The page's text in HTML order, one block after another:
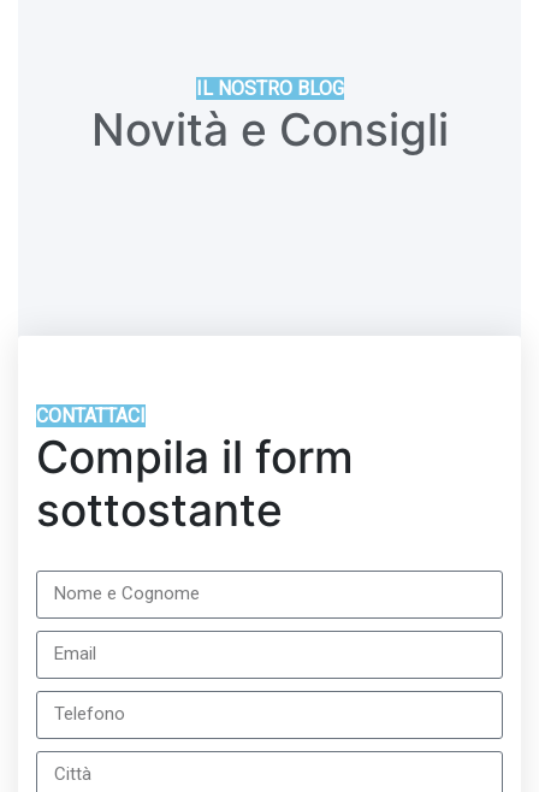
IL NOSTRO BLOG
Novità e Consigli
CONTATTACI
Compila il form
sottostante